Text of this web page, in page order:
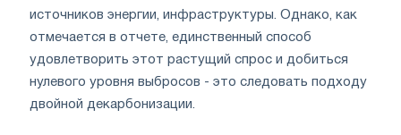
источников энергии, инфраструктуры. Однако, как
отмечается в отчете, единственный способ
удовлетворить этот растущий спрос и добиться
нулевого уровня выбросов - это следовать подходу
двойной декарбонизации.